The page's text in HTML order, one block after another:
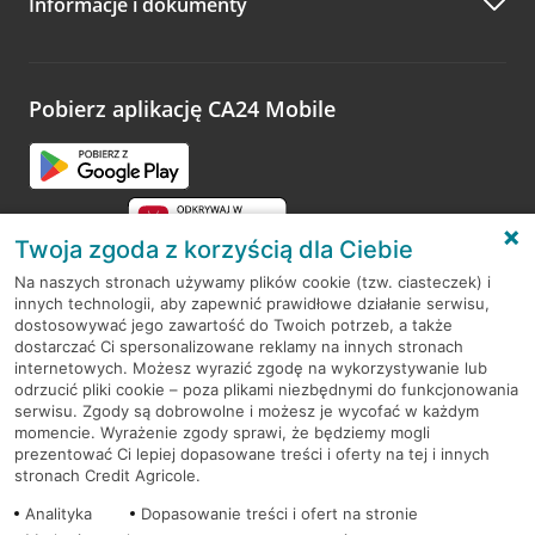
Zachęcamy do podzielenia się z nami opinią o wizycie.
opinie.
Pobierz aplikację CA24 Mobile
RODO
Regulamin serwisu
Mapa serwisu
PolitykaCookies
Twoja zgoda z korzyścią dla Ciebie
Na naszych stronach używamy plików cookie (tzw. ciasteczek) i
innych technologii, aby zapewnić prawidłowe działanie serwisu,
dostosowywać jego zawartość do Twoich potrzeb, a także
dostarczać Ci spersonalizowane reklamy na innych stronach
internetowych. Możesz wyrazić zgodę na wykorzystywanie lub
odrzucić pliki cookie – poza plikami niezbędnymi do funkcjonowania
serwisu. Zgody są dobrowolne i możesz je wycofać w każdym
momencie. Wyrażenie zgody sprawi, że będziemy mogli
prezentować Ci lepiej dopasowane treści i oferty na tej i innych
stronach Credit Agricole.
Analityka
Dopasowanie treści i ofert na stronie